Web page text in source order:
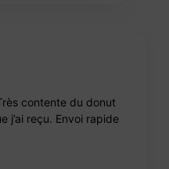
contente du donut
j’ai reçu. Envoi rapide